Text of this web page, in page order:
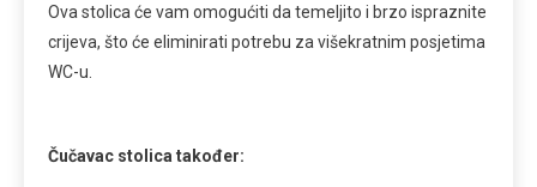
Ova stolica će vam omogućiti da temeljito i brzo ispraznite
crijeva, što će eliminirati potrebu za višekratnim posjetima
WC-u.
Čučavac stolica također: